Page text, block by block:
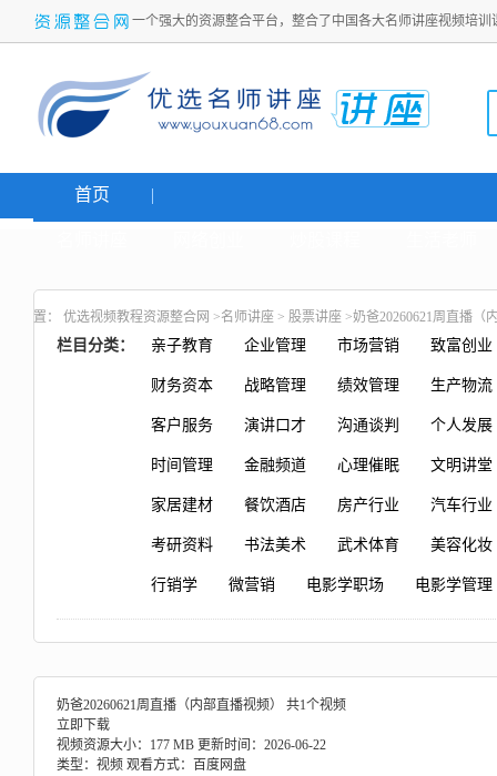
一个强大的资源整合平台，整合了中国各大名师讲座视频培
首页
置： 优选视频教程资源整合网 >名师讲座 > 股票讲座 >奶爸20260621周直播（
栏目分类： 亲子教育 企业管理 市场营销 致富创业
财务资本 战略管理 绩效管理 生产物流
客户服务 演讲口才 沟通谈判 个人发展
时间管理 金融频道 心理催眠 文明讲堂
家居建材 餐饮酒店 房产行业 汽车行业
考研资料 书法美术 武术体育 美容化妆
行销学 微营销 电影学职场 电影学管理
奶爸20260621周直播（内部直播视频） 共1个视频
立即下载
视频资源大小：177 MB 更新时间：2026-06-22
类型：视频 观看方式：百度网盘